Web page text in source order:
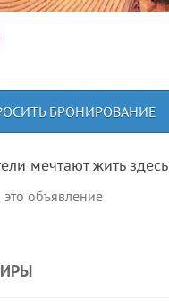
БРОНИРОВАНИЕ
мечтают жить здесь
объявление